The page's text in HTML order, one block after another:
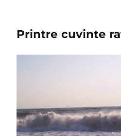
Printre cuvinte